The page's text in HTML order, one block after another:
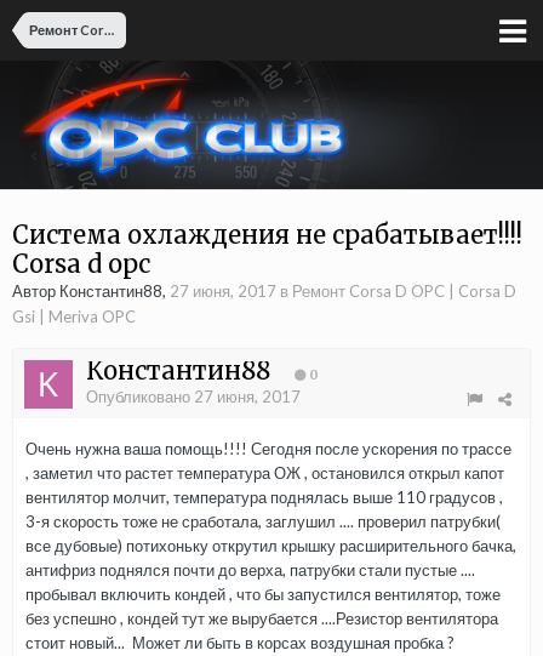
Ремонт Corsa D OPC | Corsa D Gsi | Meriva OPC
Система охлаждения не срабатывает!!!!
Corsa d opc
Автор Константин88, 27 июня, 2017 в Ремонт Corsa D OPC | Corsa D
Gsi | Meriva OPC
Константин88 0
Опубликовано 27 июня, 2017
Очень нужна ваша помощь!!!! Сегодня после ускорения по трассе
, заметил что растет температура ОЖ , остановился открыл капот
вентилятор молчит, температура поднялась выше 110 градусов ,
3-я скорость тоже не сработала, заглушил .... проверил патрубки(
все дубовые) потихоньку открутил крышку расширительного бачка,
антифриз поднялся почти до верха, патрубки стали пустые ....
пробывал включить кондей , что бы запустился вентилятор, тоже
без успешно , кондей тут же вырубается ....Резистор вентилятора
стоит новый... Может ли быть в корсах воздушная пробка ?